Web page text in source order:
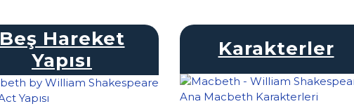
Beş Hareket
Yapısı
Karakterler